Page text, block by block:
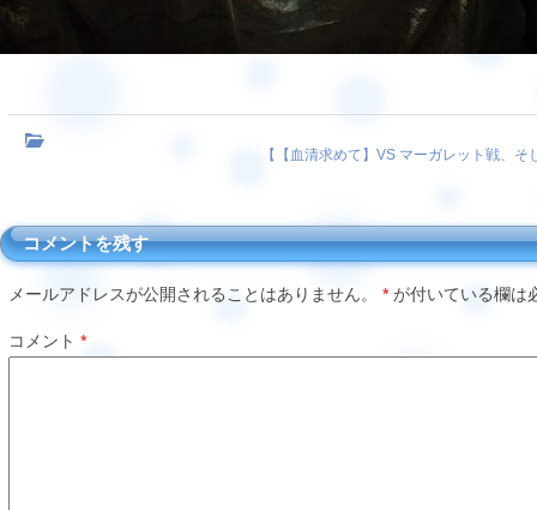
【 【血清求めて】VS マーガレット戦、
コメントを残す
メールアドレスが公開されることはありません。 * が付いている欄は
コメント *